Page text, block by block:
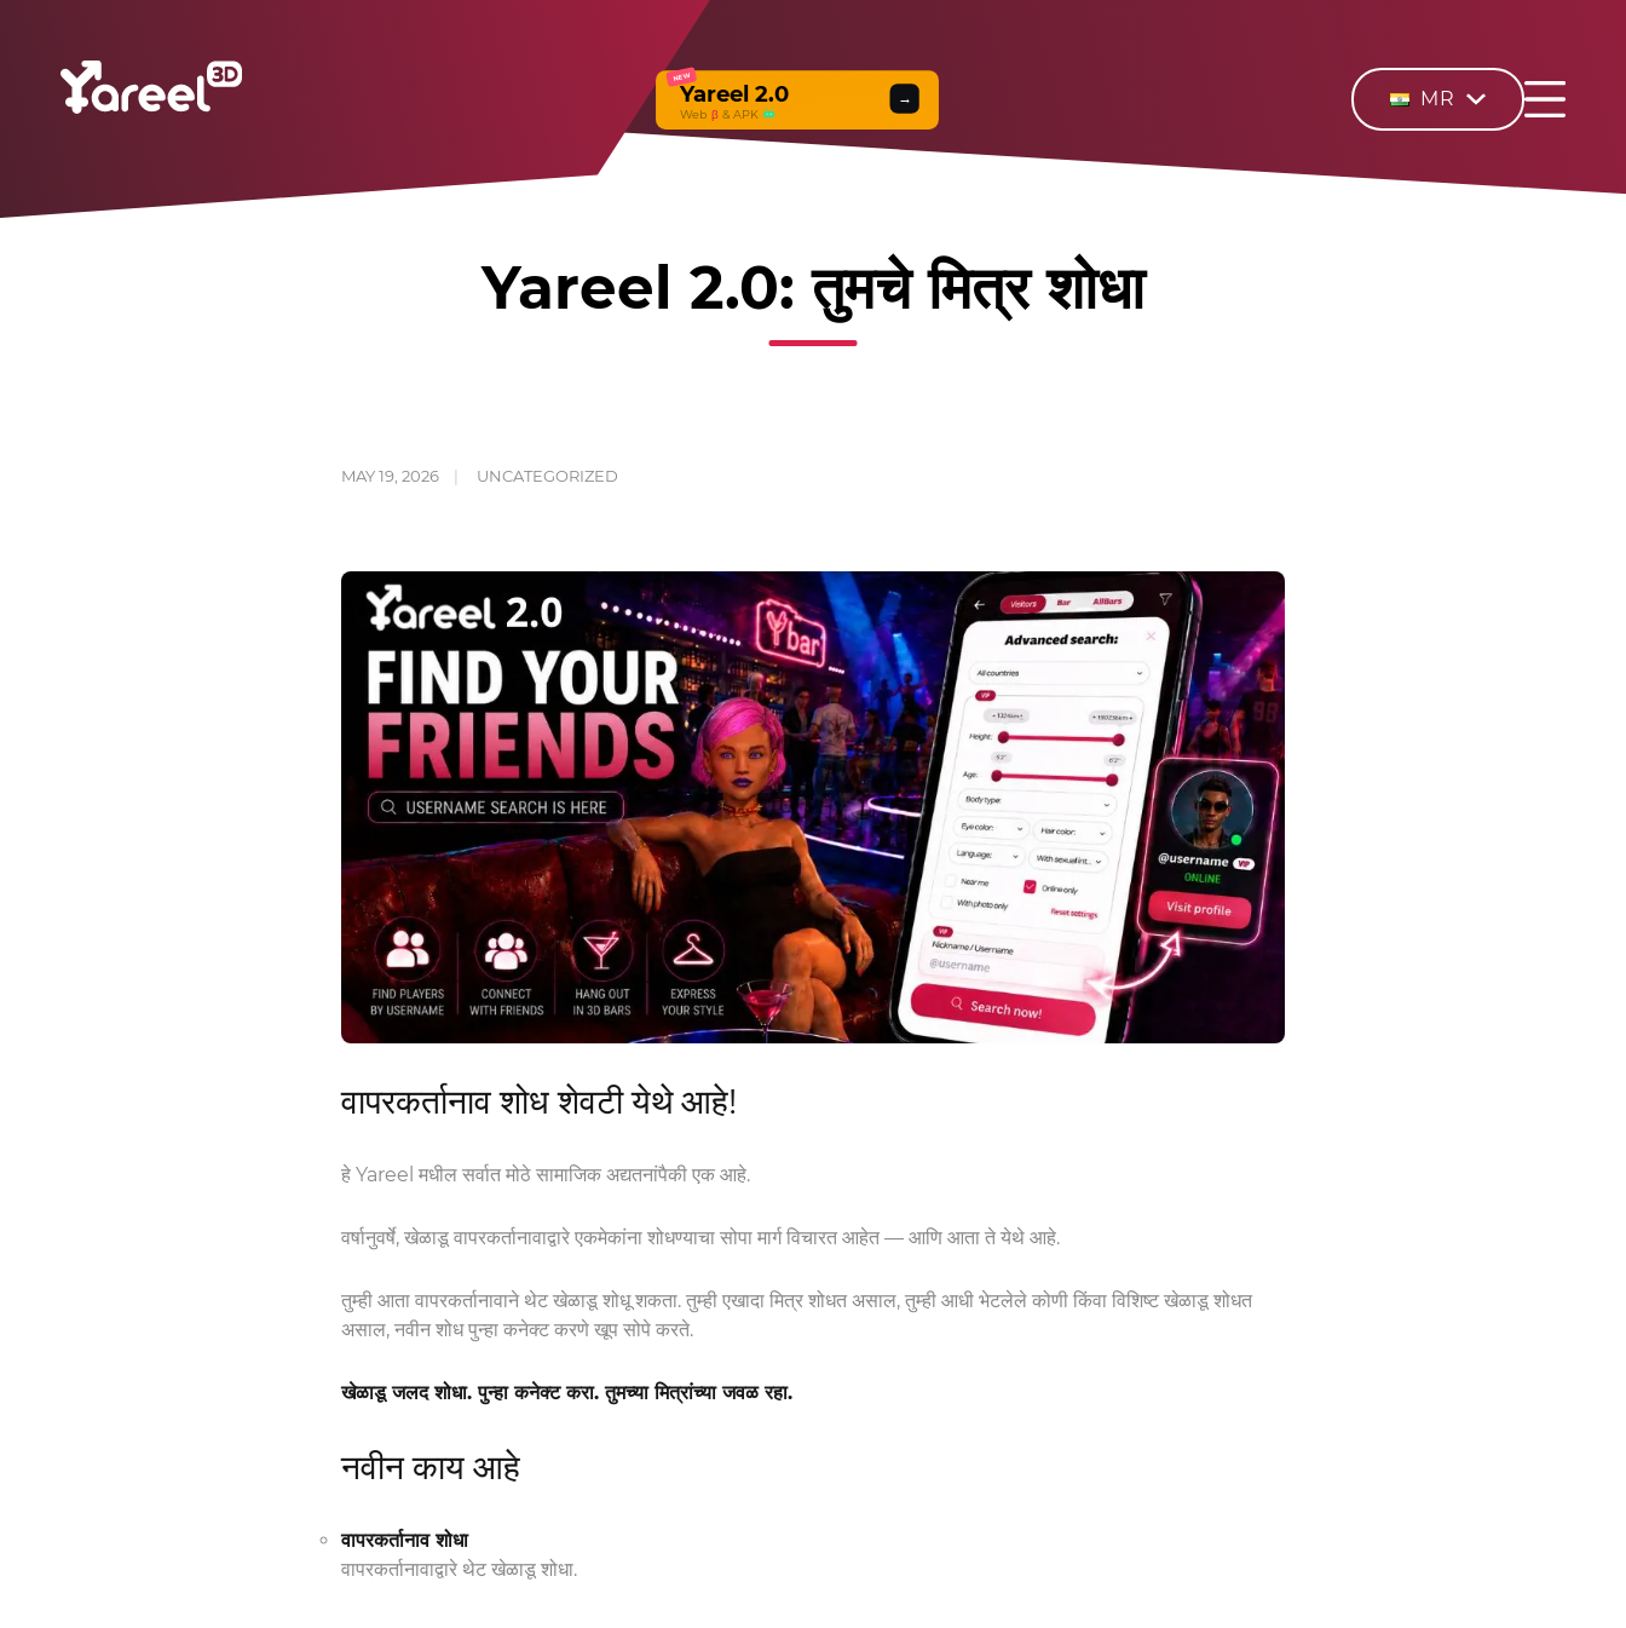
NEW
Yareel 2.0
Web β & APK
→ MR
Yareel 2.0: तुमचे मित्र शोधा
MAY 19, 2026 UNCATEGORIZED
वापरकर्तानाव शोध शेवटी येथे आहे!
हे Yareel मधील सर्वात मोठे सामाजिक अद्यतनांपैकी एक आहे.
वर्षानुवर्षे, खेळाडू वापरकर्तानावाद्वारे एकमेकांना शोधण्याचा सोपा मार्ग विचारत आहेत — आणि आता ते येथे आहे.
तुम्ही आता वापरकर्तानावाने थेट खेळाडू शोधू शकता. तुम्ही एखादा मित्र शोधत असाल, तुम्ही आधी भेटलेले कोणी किंवा विशिष्ट खेळाडू शोधत
असाल, नवीन शोध पुन्हा कनेक्ट करणे खूप सोपे करते.
खेळाडू जलद शोधा. पुन्हा कनेक्ट करा. तुमच्या मित्रांच्या जवळ रहा.
नवीन काय आहे
वापरकर्तानाव शोधा
वापरकर्तानावाद्वारे थेट खेळाडू शोधा.